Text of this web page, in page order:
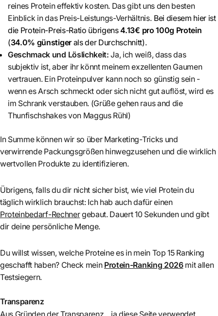
reines Protein effektiv kosten. Das gibt uns den besten
Einblick in das Preis-Leistungs-Verhältnis. Bei diesem hier ist
die Protein-Preis-Ratio übrigens4.13€ pro 100g Protein
(34.0% günstigerals der Durchschnitt).
Geschmack und Löslichkeit: Ja, ich weiß, dass das
subjektiv ist, aber ihr könnt meinem exzellenten Gaumen
vertrauen. Ein Proteinpulver kann noch so günstig sein -
wenn es Arsch schmeckt oder sich nicht gut auflöst, wird es
im Schrank verstauben. (Grüße gehen raus and die
Thunfischshakes von Maggus Rühl)
In Summe können wir so über Marketing-Tricks und
verwirrende Packungsgrößen hinwegzusehen und die wirklich
wertvollen Produkte zu identifizieren.
Übrigens, falls du dir nicht sicher bist, wie viel Protein du
täglich wirklich brauchst: Ich hab auch dafür einen
Proteinbedarf-Rechnergebaut. Dauert 10 Sekunden und gibt
dir deine persönliche Menge.
Du willst wissen, welche Proteine es in mein Top 15 Ranking
geschafft haben? Check mein Protein-Ranking 2026mit allen
Testsiegern.
Transparenz